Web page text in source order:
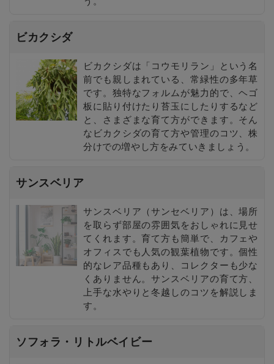
ビカクシダ
ビカクシダは「コウモリラン」という名
前でも親しまれている、常緑性の多年草
です。独特なフォルムが魅力的で、ヘゴ
板に貼り付けたり苔玉にしたりするなど
と、さまざまな育て方ができます。そん
なビカクシダの育て方や管理のコツ、株
分けでの増やし方をみていきましょう。
サンスベリア
サンスベリア（サンセベリア）は、場所
を取らず部屋の雰囲気をおしゃれに見せ
てくれます。育て方も簡単で、カフェや
オフィスでも人気の観葉植物です。個性
的なレア品種もあり、コレクターも少な
くありません。サンスベリアの育て方、
上手な水やりと冬越しのコツを解説しま
す。
ソフォラ・リトルベイビー